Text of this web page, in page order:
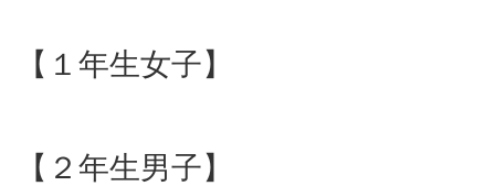
【１年生女子】
【２年生男子】